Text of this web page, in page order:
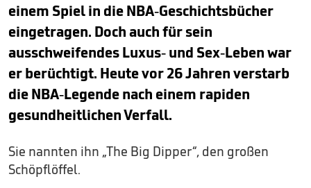
einem Spiel in die NBA-Geschichtsbücher
eingetragen. Doch auch für sein
ausschweifendes Luxus- und Sex-Leben war
er berüchtigt. Heute vor 26 Jahren verstarb
die NBA-Legende nach einem rapiden
gesundheitlichen Verfall.
Sie nannten ihn „The Big Dipper“, den großen
Schöpflöffel.